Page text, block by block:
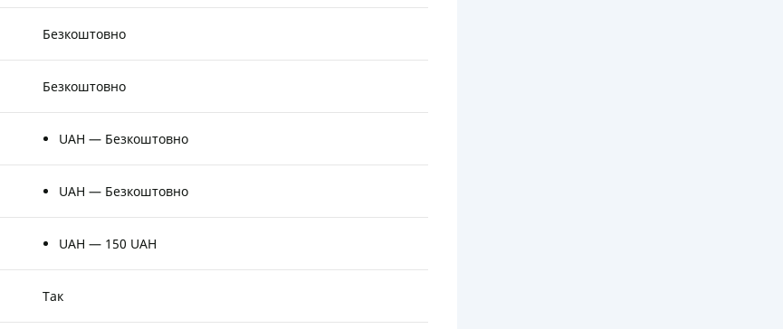
Безкоштовно
Безкоштовно
UAH — Безкоштовно
UAH — Безкоштовно
UAH — 150 UAH
Так